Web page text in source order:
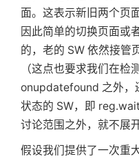
面。这表示新旧两个页
因此简单的切换页面或
的，老的 SW 依然接管
（这点也要求我们在检
onupdatefound 之外，
状态的 SW，即
讨论范围之外，就不展开
假设我们提供了一次重